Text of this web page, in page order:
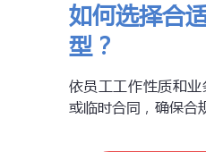
如何选择合
型？
依员工工作性质和
或临时合同，确保合